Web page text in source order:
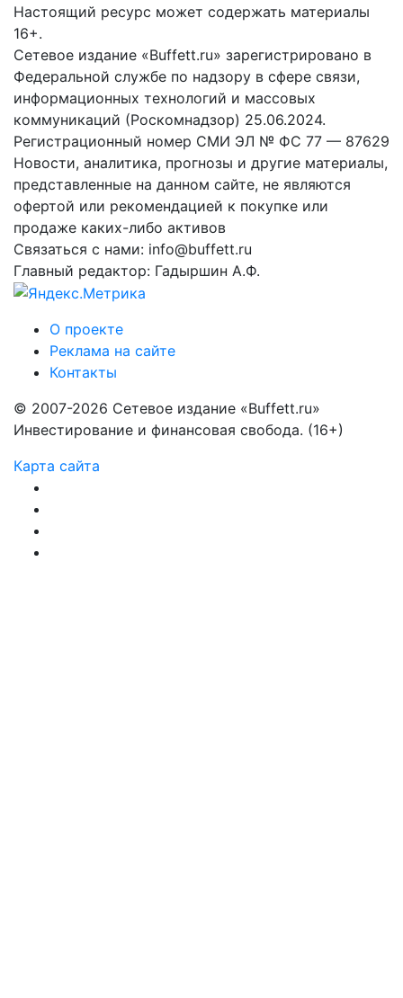
Настоящий ресурс может содержать материалы
16+.
Сетевое издание «Buffett.ru» зарегистрировано в
Федеральной службе по надзору в сфере связи,
информационных технологий и массовых
коммуникаций (Роскомнадзор) 25.06.2024.
Регистрационный номер СМИ ЭЛ № ФС 77 — 87629
Новости, аналитика, прогнозы и другие материалы,
представленные на данном сайте, не являются
офертой или рекомендацией к покупке или
продаже каких-либо активов
Связаться с нами: info@buffett.ru
Главный редактор: Гадыршин А.Ф.
О проекте
Реклама на сайте
Контакты
© 2007-2026 Сетевое издание «Buffett.ru»
Инвестирование и финансовая свобода. (16+)
Карта сайта